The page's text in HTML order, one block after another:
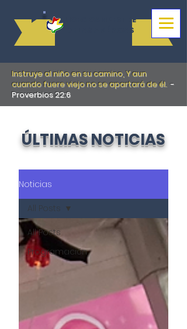
LICEO CAMPESTRE
DE LAS AMÉRICAS
Instruye al niño en su camino, Y aun
cuando fuere viejo no se apartará de él.-
Proverbios 22:6
ÚLTIMAS NOTICIAS
Noticias
All Posts
Programación
All Posts